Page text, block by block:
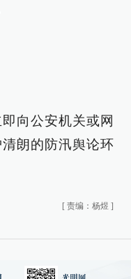
向公安机关或网
朗的防汛舆论环
[ 责编：杨煜 ]